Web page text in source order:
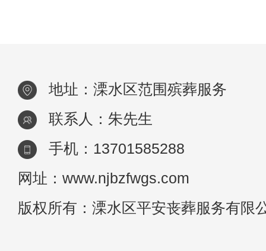
地址：溧水区范围殡葬服务
联系人：朱先生
手机：13701585288
网址：www.njbzfwgs.com
版权所有：溧水区平安丧葬服务有限